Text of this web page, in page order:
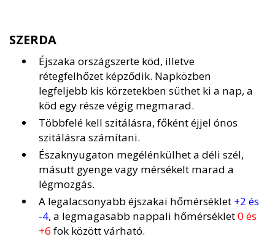
SZERDA
Éjszaka országszerte köd, illetve
rétegfelhőzet képződik. Napközben
legfeljebb kis körzetekben süthet ki a nap, a
köd egy része végig megmarad.
Többfelé kell szitálásra, főként éjjel ónos
szitálásra számítani.
Északnyugaton megélénkülhet a déli szél,
másutt gyenge vagy mérsékelt marad a
légmozgás.
A legalacsonyabb éjszakai hőmérséklet +2 és
-4, a legmagasabb nappali hőmérséklet0 és
+6 fok között várható.